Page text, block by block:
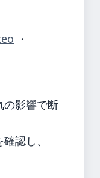
・
の影響で断
認し、